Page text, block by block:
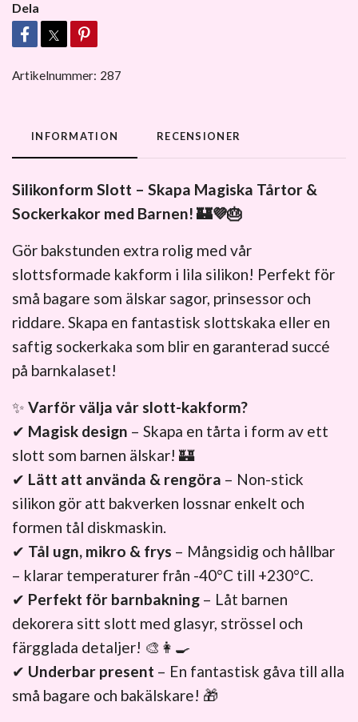
Dela
Artikelnummer: 287
INFORMATION RECENSIONER
Silikonform Slott – Skapa Magiska Tårtor &
Sockerkakor med Barnen! 🏰💜🎂
Gör bakstunden extra rolig med vår
slottsformade kakform i lila silikon! Perfekt för
små bagare som älskar sagor, prinsessor och
riddare. Skapa en fantastisk slottskaka eller en
saftig sockerkaka som blir en garanterad succé
på barnkalaset!
✨ Varför välja vår slott-kakform?
✔ Magisk design – Skapa en tårta i form av ett
slott som barnen älskar! 🏰
✔ Lätt att använda & rengöra – Non-stick
silikon gör att bakverken lossnar enkelt och
formen tål diskmaskin.
✔ Tål ugn, mikro & frys – Mångsidig och hållbar
– klarar temperaturer från -40°C till +230°C.
✔ Perfekt för barnbakning – Låt barnen
dekorera sitt slott med glasyr, strössel och
färgglada detaljer! 🎨👩‍🍳
✔ Underbar present – En fantastisk gåva till alla
små bagare och bakälskare! 🎁